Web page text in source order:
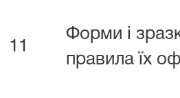
11
Форми і
правила їх